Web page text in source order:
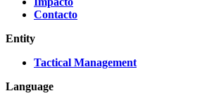
Contacto
Entity
Tactical Management
Language